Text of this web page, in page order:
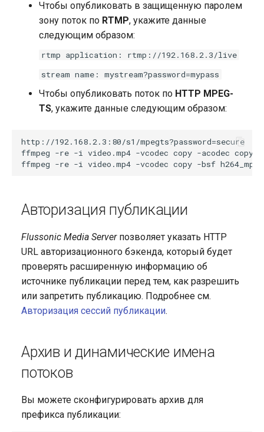
Чтобы опубликовать в защищенную паролем
зону поток по RTMP, укажите данные
следующим образом:
rtmp application: rtmp://192.168.2.3/live
stream name: mystream?password=mypass
Чтобы опубликовать поток по HTTP MPEG-
TS, укажите данные следующим образом:
http://192.168.2.3:80/s1/mpegts?password=secure
ffmpeg -re -i video.mp4 -vcodec copy -acodec copy
Авторизация публикации
Flussonic Media Serverпозволяет указать HTTP
URL авторизационного бэкенда, который будет
проверять расширенную информацию об
источнике публикации перед тем, как разрешить
или запретить публикацию. Подробнее см.
Авторизация сессий публикации.
Архив и динамические имена
потоков
Вы можете сконфигурировать архив для
префикса публикации: